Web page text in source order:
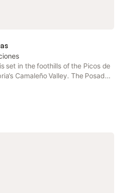
set in the foothills of the Picos de
Camaleño Valley. The Posada
style from stone and wood,
Lon.